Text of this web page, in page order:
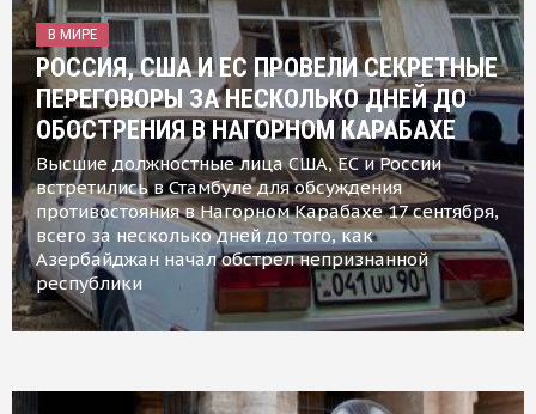
В МИРЕ
РОССИЯ, США И ЕС ПРОВЕЛИ СЕКРЕТНЫЕ
ПЕРЕГОВОРЫ ЗА НЕСКОЛЬКО ДНЕЙ ДО
ОБОСТРЕНИЯ В НАГОРНОМ КАРАБАХЕ
Высшие должностные лица США, ЕС и России
встретились в Стамбуле для обсуждения
противостояния в Нагорном Карабахе 17 сентября,
всего за несколько дней до того, как
Азербайджан начал обстрел непризнанной
республики